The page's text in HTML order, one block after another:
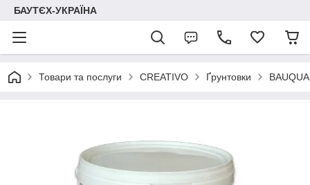
БАУТЄХ-УКРАЇНА
Товари та послуги CREATIVO Ґрунтовки